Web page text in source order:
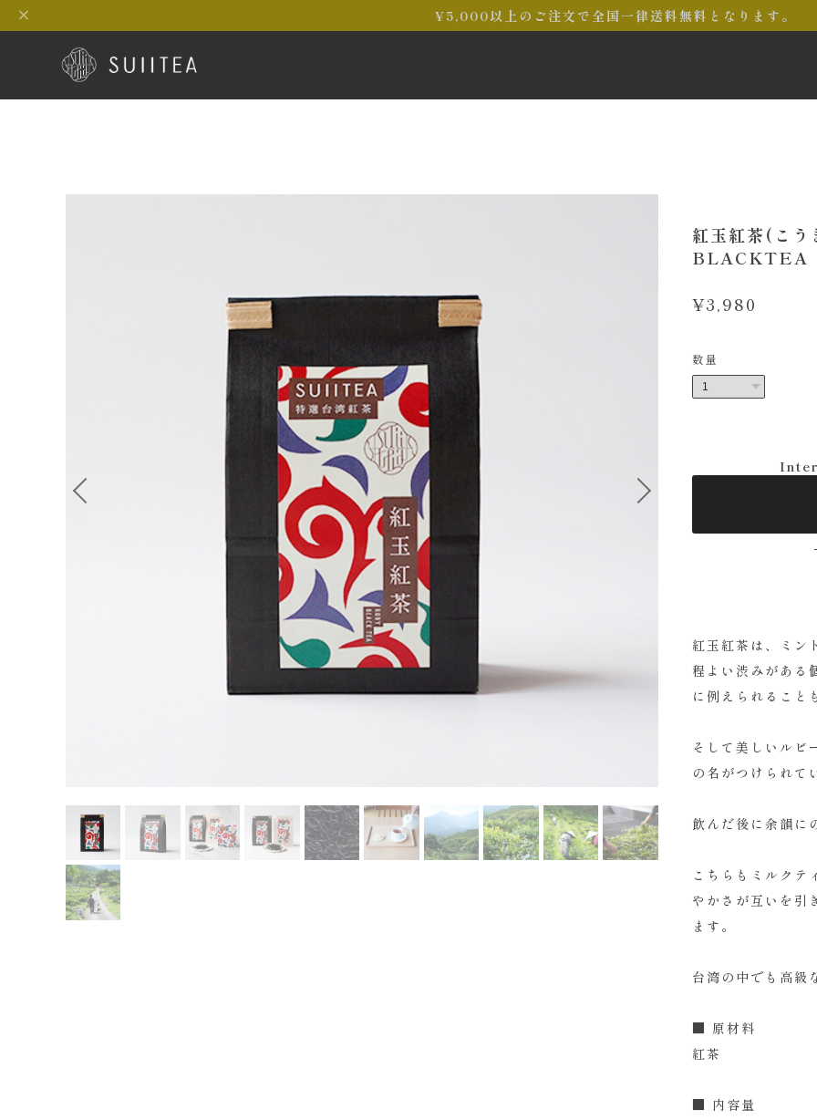
¥5,000以上のご注文で全国一律送料無料となります。
紅玉紅茶(こ
BLACKTEA
¥3,980
数量
紅玉紅茶は、ミン
程よい渋みがある
に例えられること
そして美しいルビ
の名がつけられて
飲んだ後に余韻に
こちらもミルクテ
やかさが互いを引
ます。
台湾の中でも高級
■ 原材料
紅茶
■ 内容量